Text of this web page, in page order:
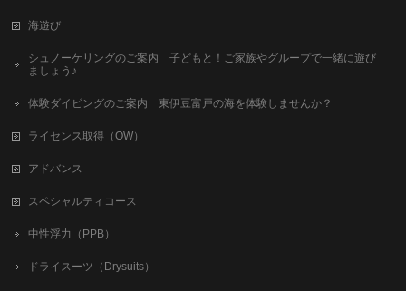
海遊び
シュノーケリングのご案内 子どもと！ご家族やグループで一緒に遊び
ましょう♪
体験ダイビングのご案内 東伊豆富戸の海を体験しませんか？
ライセンス取得（OW）
アドバンス
スペシャルティコース
中性浮力（PPB）
ドライスーツ（Drysuits）